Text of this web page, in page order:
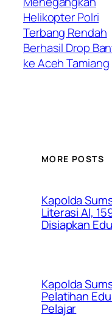
Helikopter Polri
Terbang Rendah
Berhasil Drop
ke Aceh Tamiang
MORE POSTS
Kapolda
Literasi AI,
Disiapkan
Kapolda
Pelatihan
Pelajar